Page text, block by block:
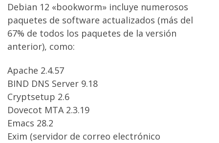
Debian 12 «bookworm» incluye numerosos
paquetes de software actualizados (más del
67% de todos los paquetes de la versión
anterior), como:
Apache 2.4.57
BIND DNS Server 9.18
Cryptsetup 2.6
Dovecot MTA 2.3.19
Emacs 28.2
Exim (servidor de correo electrónico